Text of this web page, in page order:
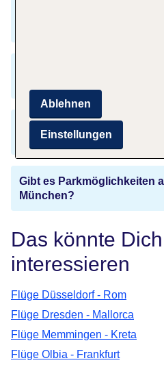
Welche Sprachen werden
gesprochen?
Gibt es Parkmöglichkeiten
München?
Das könnte
interessieren
Flüge Düsseldorf - Rom
Flüge Dresden - Mallorca
Flüge Memmingen - Kreta
Flüge Olbia - Frankfurt
Ablehnen
Einstellungen